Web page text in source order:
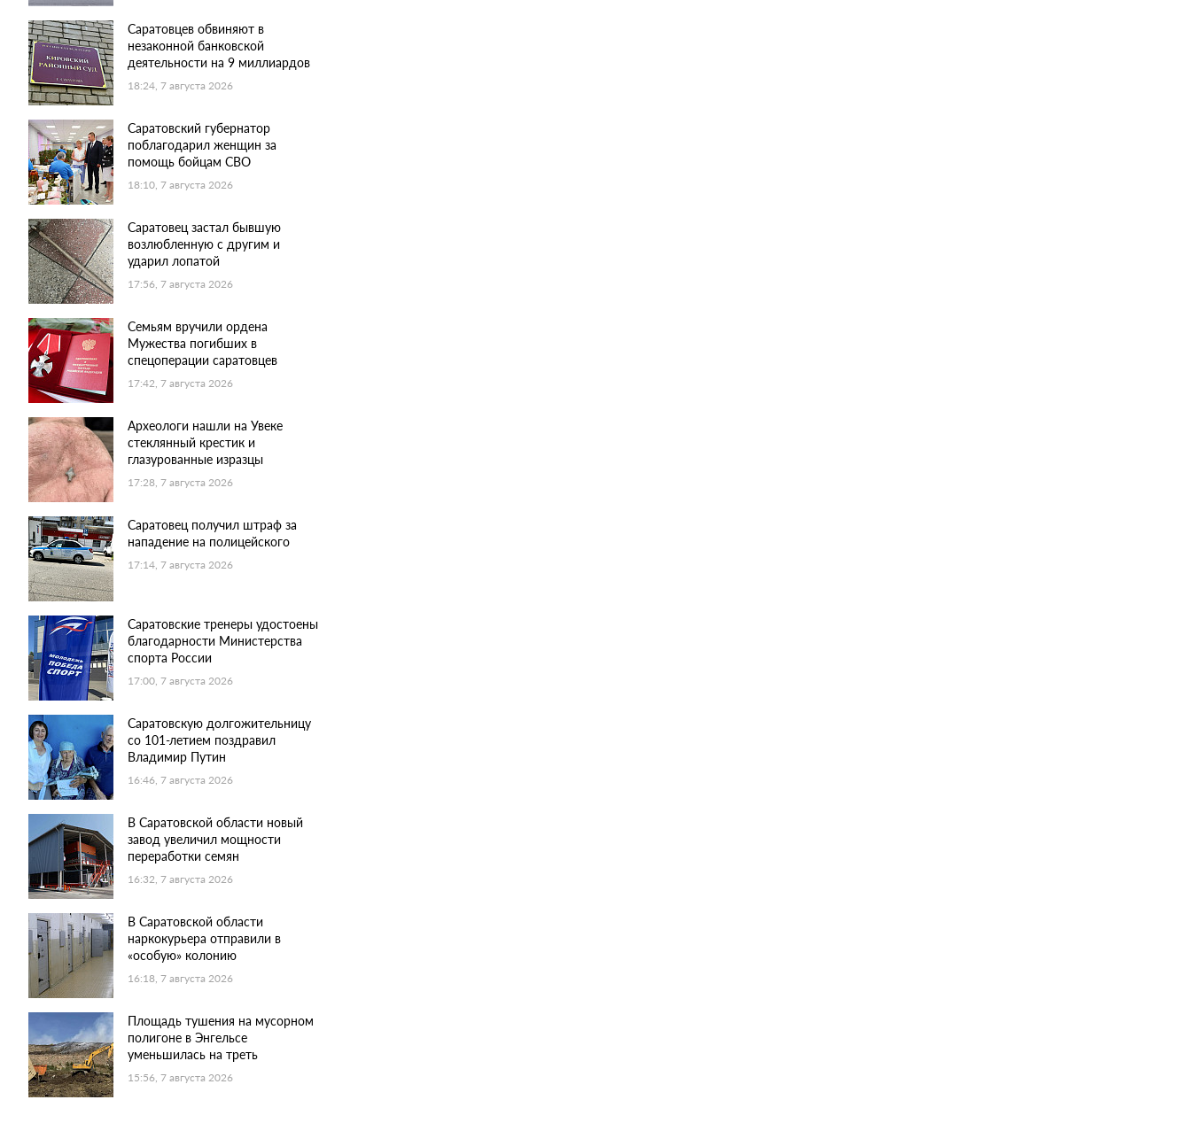
Саратовцев обвиняют в
незаконной банковской
деятельности на 9 миллиардов
18:24, 7 августа 2026
Саратовский губернатор
поблагодарил женщин за
помощь бойцам СВО
18:10, 7 августа 2026
Саратовец застал бывшую
возлюбленную с другим и
ударил лопатой
17:56, 7 августа 2026
Семьям вручили ордена
Мужества погибших в
спецоперации саратовцев
17:42, 7 августа 2026
Археологи нашли на Увеке
стеклянный крестик и
глазурованные изразцы
17:28, 7 августа 2026
Саратовец получил штраф за
нападение на полицейского
17:14, 7 августа 2026
Саратовские тренеры удостоены
благодарности Министерства
спорта России
17:00, 7 августа 2026
Саратовскую долгожительницу
со 101-летием поздравил
Владимир Путин
16:46, 7 августа 2026
В Саратовской области новый
завод увеличил мощности
переработки семян
16:32, 7 августа 2026
В Саратовской области
наркокурьера отправили в
«особую» колонию
16:18, 7 августа 2026
Площадь тушения на мусорном
полигоне в Энгельсе
уменьшилась на треть
15:56, 7 августа 2026